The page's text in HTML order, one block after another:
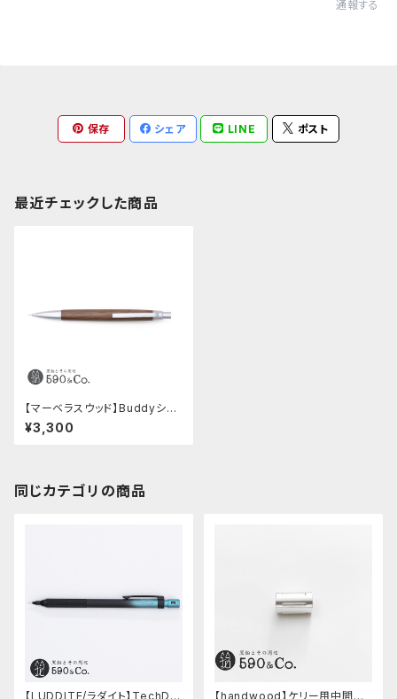
通報する
保存 シェア LINE ポスト
最近チェックした商品
【マーベラスウッド】Buddyシャ
ープペンシル 0.5ｍｍ (ウォー
ルナット/シルバー)
¥3,300
同じカテゴリの商品
【LUDDITE/ラダイト】TechDra 【handwood】ケリー用中間パ